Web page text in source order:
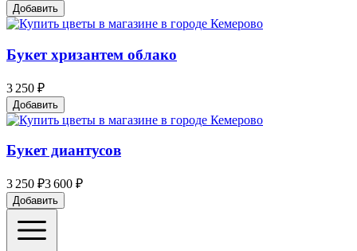
Добавить
Букет хризантем облако
3 250 ₽
Добавить
Букет диантусов
3 250 ₽3 600 ₽
Добавить